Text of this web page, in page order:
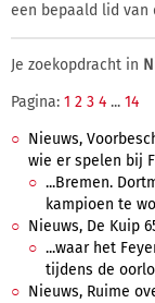
een bepaald lid van
Je zoekopdracht in
Pagina: 1 2 3 4 ... 14
Nieuws,
wie er spelen bij
...Bremen.
kampioen te
Nieuws, De Kuip
...waar het
tijdens de
Nieuws, Ruime